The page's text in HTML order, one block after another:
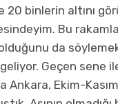
20 binlerin altını
Bu
da
Geçen sene
Ankara, Ekim-